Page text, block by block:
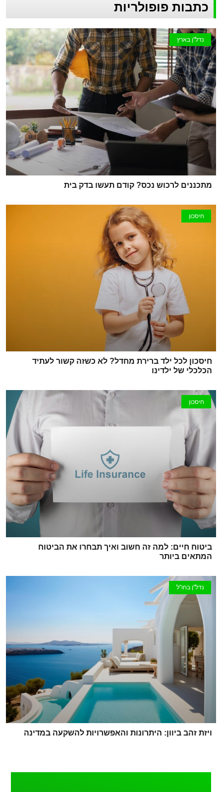
כתבות פופולריות
נדל"ן בארץ
מתכננים לרכוש נכס? קודם תעשו בדק בית
חיסכון
חיסכון לכל ילד ברירת מחדל? לא כשזה קשור לעתיד
הכלכלי של ילדינו
חיסכון
ביטוח חיים: למה זה חשוב ואיך תבחרו את הביטוח
המתאים ביותר
נדל"ן בחו"ל
ויזת זהב ביוון: היתרונות והאפשרויות להשקעה במדינה